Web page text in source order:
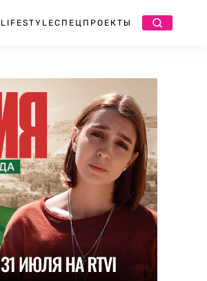
LIFESTYLEСПЕЦПРОЕКТЫ